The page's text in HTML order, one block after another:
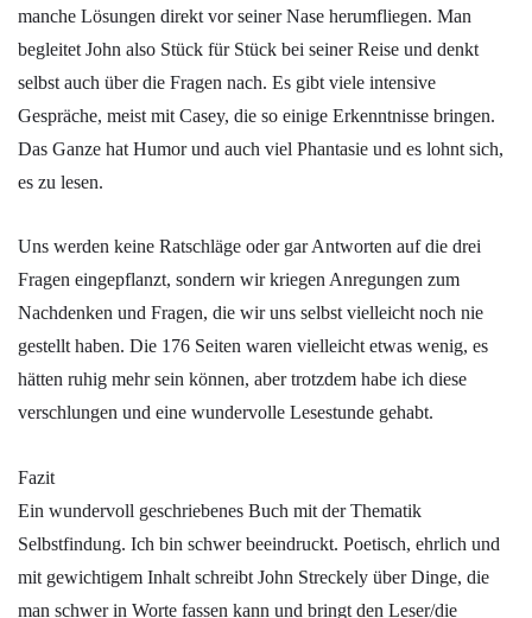
manche Lösungen direkt vor seiner Nase herumfliegen. Man
begleitet John also Stück für Stück bei seiner Reise und denkt
selbst auch über die Fragen nach. Es gibt viele intensive
Gespräche, meist mit Casey, die so einige Erkenntnisse bringen.
Das Ganze hat Humor und auch viel Phantasie und es lohnt sich,
es zu lesen.
Uns werden keine Ratschläge oder gar Antworten auf die drei
Fragen eingepflanzt, sondern wir kriegen Anregungen zum
Nachdenken und Fragen, die wir uns selbst vielleicht noch nie
gestellt haben. Die 176 Seiten waren vielleicht etwas wenig, es
hätten ruhig mehr sein können, aber trotzdem habe ich diese
verschlungen und eine wundervolle Lesestunde gehabt.
Fazit
Ein wundervoll geschriebenes Buch mit der Thematik
Selbstfindung. Ich bin schwer beeindruckt. Poetisch, ehrlich und
mit gewichtigem Inhalt schreibt John Streckely über Dinge, die
man schwer in Worte fassen kann und bringt den Leser/die